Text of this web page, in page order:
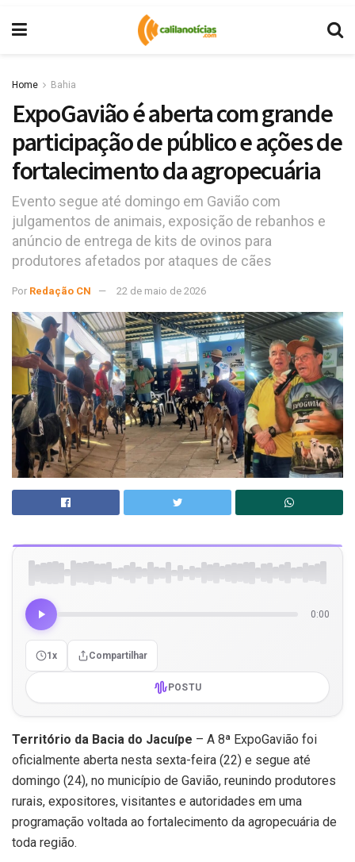
Home Bahia
ExpoGavião é aberta com grande
participação de público e ações de
fortalecimento da agropecuária
Evento segue até domingo em Gavião com
julgamentos de animais, exposição de rebanhos e
anúncio de entrega de kits de ovinos para
produtores afetados por ataques de cães
Por Redação CN 22 de maio de 2026
0:00
1x Compartilhar
POSTU
Território da Bacia do Jacuípe – A 8ª ExpoGavião foi
oficialmente aberta nesta sexta-feira (22) e segue até
domingo (24), no município de Gavião, reunindo produtores
rurais, expositores, visitantes e autoridades em uma
programação voltada ao fortalecimento da agropecuária de
toda região.